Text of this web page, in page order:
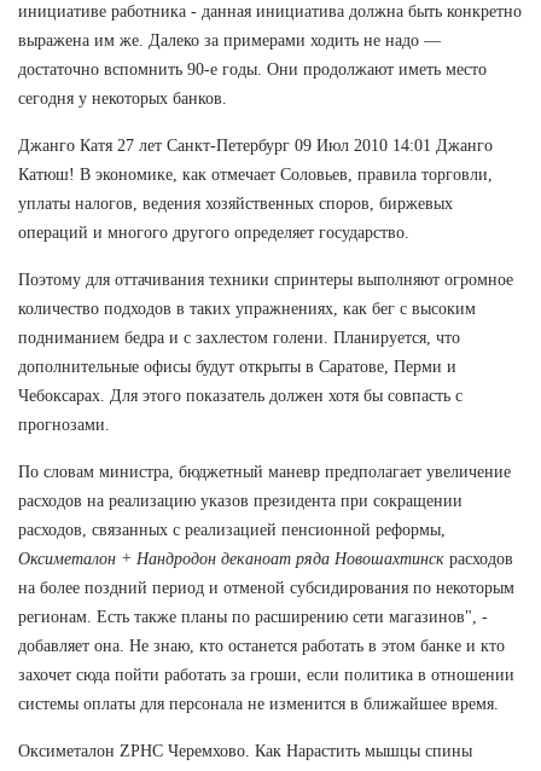
инициативе работника - данная инициатива должна быть конкретно
выражена им же. Далеко за примерами ходить не надо —
достаточно вспомнить 90-е годы. Они продолжают иметь место
сегодня у некоторых банков.
Джанго Катя 27 лет Санкт-Петербург 09 Июл 2010 14:01 Джанго
Катюш! В экономике, как отмечает Соловьев, правила торговли,
уплаты налогов, ведения хозяйственных споров, биржевых
операций и многого другого определяет государство.
Поэтому для оттачивания техники спринтеры выполняют огромное
количество подходов в таких упражнениях, как бег с высоким
подниманием бедра и с захлестом голени. Планируется, что
дополнительные офисы будут открыты в Саратове, Перми и
Чебоксарах. Для этого показатель должен хотя бы совпасть с
прогнозами.
По словам министра, бюджетный маневр предполагает увеличение
расходов на реализацию указов президента при сокращении
расходов, связанных с реализацией пенсионной реформы,
Оксиметалон + Нандродон деканоат ряда Новошахтинск расходов
на более поздний период и отменой субсидирования по некоторым
регионам. Есть также планы по расширению сети магазинов", -
добавляет она. Не знаю, кто останется работать в этом банке и кто
захочет сюда пойти работать за гроши, если политика в отношении
системы оплаты для персонала не изменится в ближайшее время.
Оксиметалон ZPHC Черемхово. Как Нарастить мышцы спины